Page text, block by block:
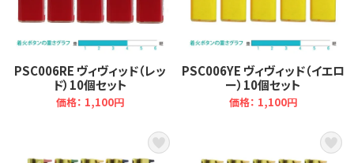
PSC006RE ヴィヴィッド（レッ
ド）10個セット
価格： 1,100円
PSC006YE ヴィヴィッド（イエロ
ー）10個セット
価格： 1,100円